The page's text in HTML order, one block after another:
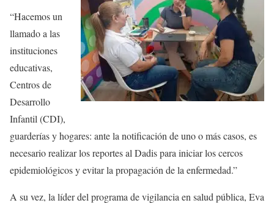
“Hacemos un
llamado a las
instituciones
educativas,
Centros de
Desarrollo
Infantil (CDI),
guarderías y hogares: ante la notificación de uno o más casos, es
necesario realizar los reportes al Dadis para iniciar los cercos
epidemiológicos y evitar la propagación de la enfermedad.”
A su vez, la líder del programa de vigilancia en salud pública, Eva